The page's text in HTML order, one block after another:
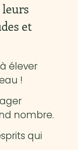
et
élever
!
nombre.
qui